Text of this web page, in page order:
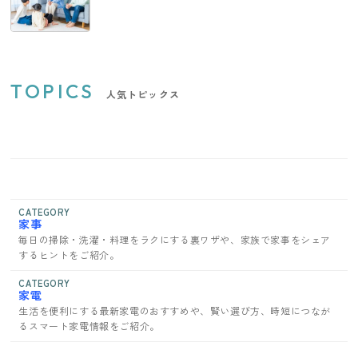
TOPICS 人気トピックス
CATEGORY
家事
毎日の掃除・洗濯・料理をラクにする裏ワザや、家族で家事をシェア
するヒントをご紹介。
CATEGORY
家電
生活を便利にする最新家電のおすすめや、賢い選び方、時短につなが
るスマート家電情報をご紹介。